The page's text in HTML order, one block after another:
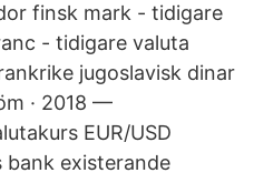
finsk mark - tidigare
- tidigare valuta
jugoslavisk dinar
· 2018 —
EUR/USD
bank existerande